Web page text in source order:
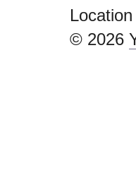
© 2026